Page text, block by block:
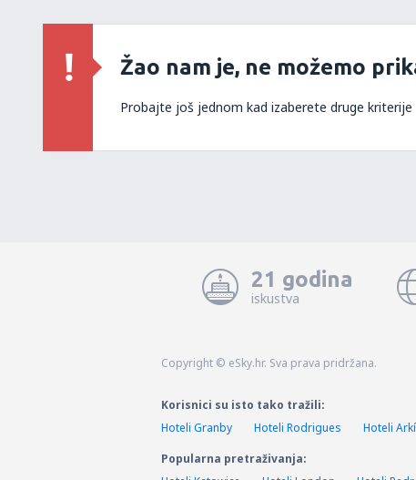
Žao nam je, ne možemo
Probajte još jednom kad izaberete druge kriterije
21 godina
iskustva
Copyright © eSky.hr. Sva prava pridržana.
Korisnici su isto tako tražili:
Hoteli Granby
Hoteli Rodrigues Hoteli
Popularna pretraživanja: